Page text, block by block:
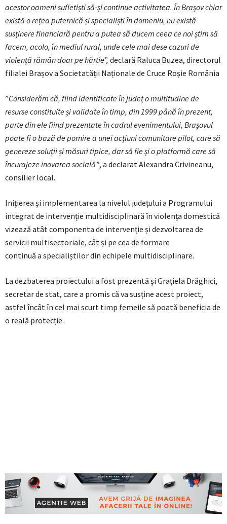
acestor oameni sufletiști să-și continue activitatea. În Brașov chiar
există o rețea puternică și specialiști în domeniu, nu există
susținere financiară pentru a putea să ducem ceea ce noi știm să
facem, acolo, în mediul rural, unde cele mai dese cazuri de
violență rămân doar pe hârtie”, declară Raluca Buzea, directorul
filialei Brașov a Societatății Naționale de Cruce Roșie România
”Considerăm că, fiind identificate în județ o multitudine de
resurse constituite și validate în timp, din 1999 până în prezent,
parte din ele fiind prezentate în cadrul evenimentului, Brașovul
poate fi o bază de pornire a unei acțiuni comunitare pilot, care să
genereze soluții și măsuri tipice, dar să fie și o platformă care să
încurajeze inovarea socială”, a declarat Alexandra Crivineanu,
consilier local.
Inițierea și implementarea la nivelul județului a Programului
integrat de intervenție multidisciplinară în violența domestică
vizează atât componenta de intervenție și dezvoltarea de
servicii multisectoriale, cât și pe cea de formare
continuă a specialiștilor din echipele multidisciplinare.
La dezbaterea proiectului a fost prezentă și Grațiela Drăghici,
secretar de stat, care a promis că va susține acest proiect,
astfel încât în cel mai scurt timp femeile să poată beneficia de
o reală protecție.